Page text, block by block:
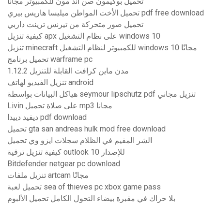
تحميل الأخت المواطن ميليسا هاريس بيري pdf free download
تحميل صور متحركة من تيرنس ترينت داربي
كيفية تنزيل apx على نظام التشغيل windows 10
تنزيل minecraft للكمبيوتر لنظام التشغيل windows 10 مجانًا
تحميل برنامج warframe pc
مدن ماين كرافت القابلة للتنزيل 1.12.2
تنزيل الفيديو لهاتف android
هياكل البيانات بواسطة seymour lipschutz pdf تنزيل مجاني
Livin على صلاة تحميل mp3 مجانا
ديفيد دييدا pdf download
تحميل gta san andreas hulk mod free download
الشر المقيم في الظلام سجلات ايزو وي تحميل
كيفية تنزيل ترقية outlook للإصدار 10
Bitdefender netgear pc download
تنزيل ملفات artcam مجانًا
تحميل لعبة sea of ​​thieves pc xbox game pass
بلا حراك في مقبرة بيضاء التحول الكامل تحميل الألبوم